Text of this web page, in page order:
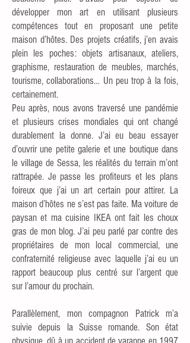
développer mon art en utilisant plusieurs
compétences tout en proposant une petite
maison d’hôtes. Des projets créatifs, j’en avais
plein les poches: objets artisanaux, ateliers,
graphisme, restauration de meubles, marchés,
tourisme, collaborations… Un peu trop à la fois,
certainement.
Peu après, nous avons traversé une pandémie
et plusieurs crises mondiales qui ont changé
durablement la donne. J’ai eu beau essayer
d’ouvrir une petite galerie et une boutique dans
le village de Sessa, les réalités du terrain m’ont
rattrapée. Je passe les profiteurs et les plans
foireux que j’ai un art certain pour attirer. La
maison d’hôtes ne s’est pas faite. Ma voiture de
paysan et ma cuisine IKEA ont fait les choux
gras de mon blog. J’ai peu parlé par contre des
propriétaires de mon local commercial, une
confraternité religieuse avec laquelle j’ai eu un
rapport beaucoup plus centré sur l’argent que
sur l’amour du prochain.
Parallèlement, mon compagnon Patrick m’a
suivie depuis la Suisse romande. Son état